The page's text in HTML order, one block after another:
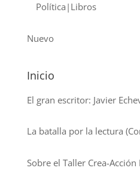
Política|Libros
Nuevo
Inicio
El gran escritor: Javier
La batalla por la lectura
Sobre el Taller Crea-